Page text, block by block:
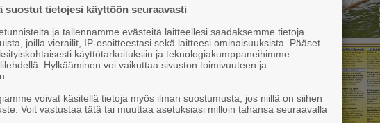
suostut tietojesi käyttöön seuraavasti
ja tallennamme evästeitä laitteellesi saadaksemme tietoja
joilla vierailit, IP-osoitteestasi sekä laitteesi ominaisuuksista. Pääset
käyttötarkoituksiin ja teknologiakumppaneihimme
Hylkääminen voi vaikuttaa sivuston toimivuuteen ja
voivat käsitellä tietoja myös ilman suostumusta, jos niillä on siihen
Voit vastustaa tätä tai muuttaa asetuksiasi milloin tahansa seuraavalla